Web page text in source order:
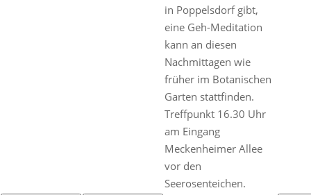
in Poppelsdorf gibt,
eine Geh-Meditation
kann an diesen
Nachmittagen wie
früher im Botanischen
Garten stattfinden.
Treffpunkt 16.30 Uhr
am Eingang
Meckenheimer Allee
vor den
Seerosenteichen.